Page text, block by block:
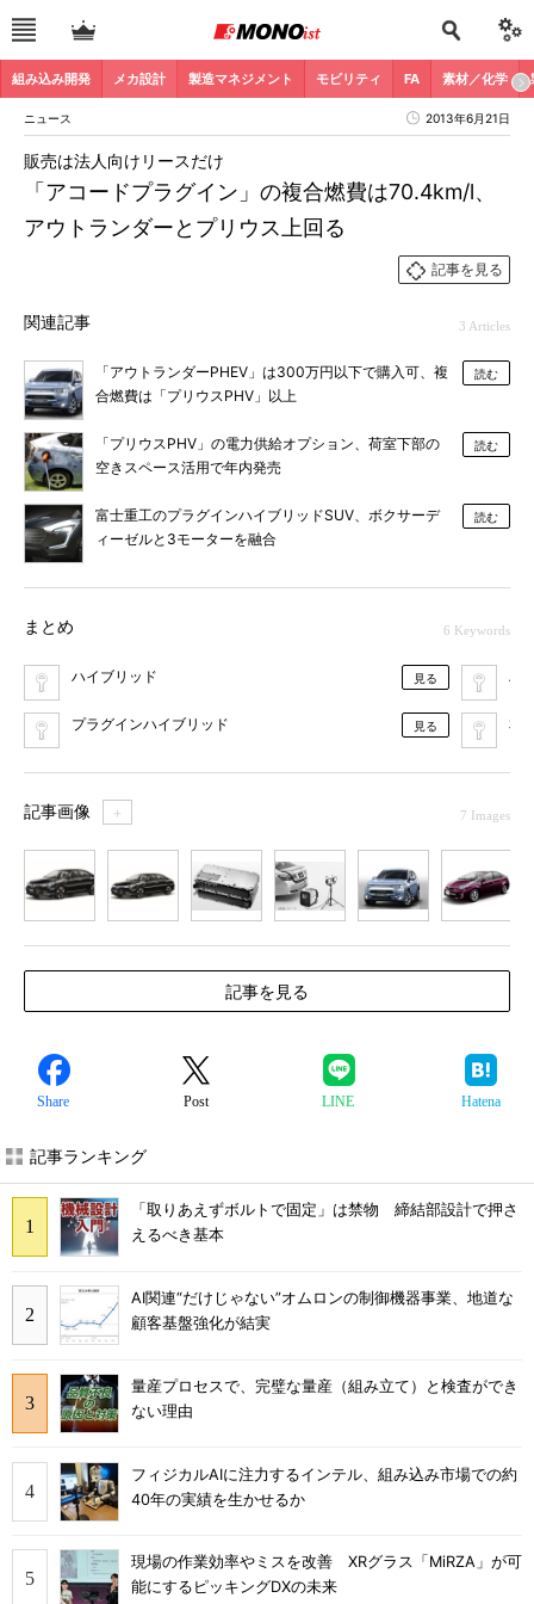
組み込み開発 メカ設計 製造マネジメント モビリティ FA 素材／化学
ニュース 2013年6月21日
「アコードプラグイン」の複合燃費は70.4km/l、
アウトランダーとプリウス上回る
販売は法人向けリースだけ
記事を見る
関連記事 3 Articles
「アウトランダーPHEV」は300万円以下で購入可、複
合燃費は「プリウスPHV」以上
読む
「プリウスPHV」の電力供給オプション、荷室下部の
空きスペース活用で年内発売
読む
富士重工のプラグインハイブリッドSUV、ボクサーデ
ィーゼルと3モーターを融合
読む
まとめ 6 Keywords
ハイブリッド 見る
プラグインハイブリッド 見る
ハ
本
記事画像 ＋ 7 Images
記事を見る
Share Post LINE Hatena
記事ランキング
「取りあえずボルトで固定」は禁物 締結部設計で押さ
えるべき基本
AI関連“だけじゃない”オムロンの制御機器事業、地道な
顧客基盤強化が結実
量産プロセスで、完璧な量産（組み立て）と検査ができ
ない理由
フィジカルAIに注力するインテル、組み込み市場での約
40年の実績を生かせるか
現場の作業効率やミスを改善 XRグラス「MiRZA」が可
能にするピッキングDXの未来